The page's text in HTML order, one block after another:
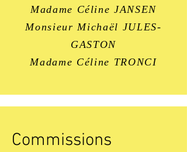
Madame Céline JANSEN
Monsieur Michaël JULES-
GASTON
Madame Céline TRONCI
Commissions